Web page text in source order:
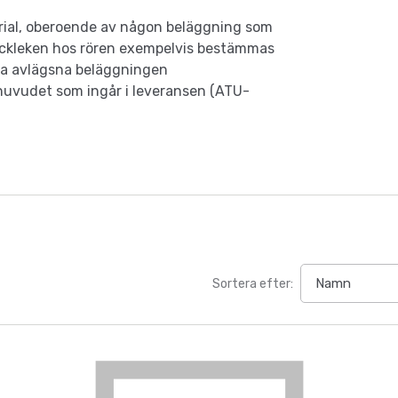
oberoende av någon beläggning som
hos rören exempelvis bestämmas
avlägsna beläggningen
som ingår i leveransen (ATU-
Sortera efter: